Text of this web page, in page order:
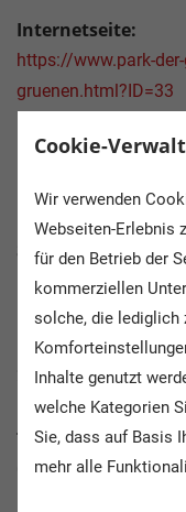
Internetseite:
https://www.park-
gruenen.html?ID=33
E-Mail:
Straße:
Elmendorfer Str. 40
PLZ / Ort:
26160 Bad
Telefonnummer:
0 44 03  81 96 17
Cookie-
Wir verwenden
Webseiten-Erlebnis
für den Betrieb der
kommerziellen
solche, die lediglich
Inhalte genutzt
welche Kategorien
Sie, dass auf Basis
mehr alle